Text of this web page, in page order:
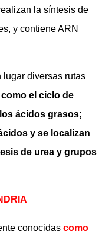
la síntesis de
y contiene ARN
lugar diversas rutas
como el ciclo de
ácidos grasos;
y se localizan
de urea y grupos
conocidas como